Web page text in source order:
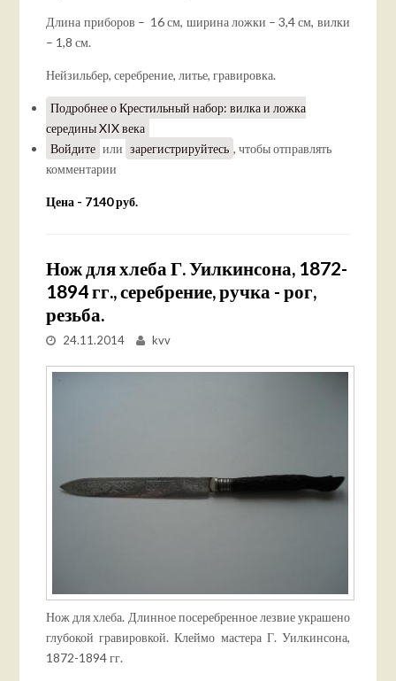
Длина приборов – 16 см, ширина ложки – 3,4 см, вилки
– 1,8 см.
Нейзильбер, серебрение, литье, гравировка.
Подробнеео Крестильный набор: вилка и ложка
середины XIX века
Войдите или зарегистрируйтесь , чтобы отправлять
комментарии
Цена - 7140 руб.
Нож для хлеба Г. Уилкинсона, 1872-
1894 гг., серебрение, ручка - рог,
резьба.
24.11.2014 kvv
Нож для хлеба. Длинное посеребренное лезвие украшено
глубокой гравировкой. Клеймо мастера Г. Уилкинсона,
1872-1894 гг.